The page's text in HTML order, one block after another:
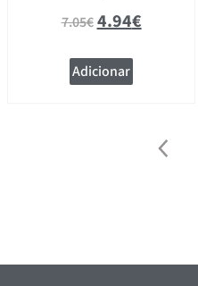
7.05€4.94€
Adicionar